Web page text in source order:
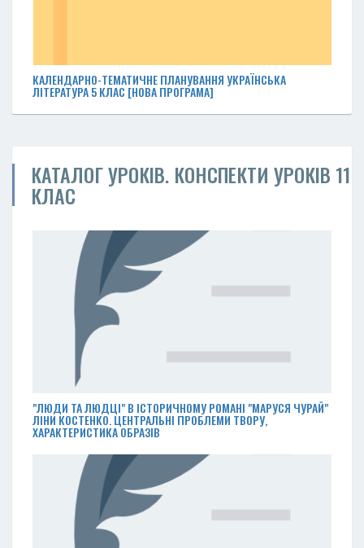
КАЛЕНДАРНО-ТЕМАТИЧНЕ ПЛАНУВАННЯ УКРАЇНСЬКА
ЛІТЕРАТУРА 5 КЛАС [НОВА ПРОГРАМА]
КАТАЛОГ УРОКІВ. КОНСПЕКТИ УРОКІВ 11
КЛАС
"ЛЮДИ ТА ЛЮДЦІ" В ІСТОРИЧНОМУ РОМАНІ "МАРУСЯ ЧУРАЙ"
ЛІНИ КОСТЕНКО. ЦЕНТРАЛЬНІ ПРОБЛЕМИ ТВОРУ,
ХАРАКТЕРИСТИКА ОБРАЗІВ